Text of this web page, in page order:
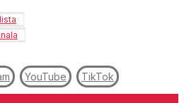
YouTube TikTok